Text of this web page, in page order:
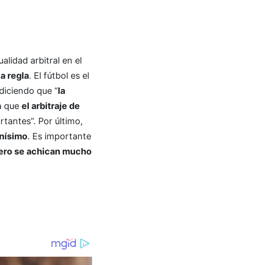
arbitral en el
regla. El fútbol es el
que “la
que el arbitraje de
Por último,
. Es importante
se achican mucho